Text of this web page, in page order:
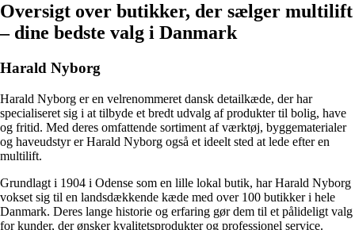
Oversigt over butikker, der sælger multilift
– dine bedste valg i Danmark
Harald Nyborg
Harald Nyborg er en velrenommeret dansk detailkæde, der har
specialiseret sig i at tilbyde et bredt udvalg af produkter til bolig, have
og fritid. Med deres omfattende sortiment af værktøj, byggematerialer
og haveudstyr er Harald Nyborg også et ideelt sted at lede efter en
multilift.
Grundlagt i 1904 i Odense som en lille lokal butik, har Harald Nyborg
vokset sig til en landsdækkende kæde med over 100 butikker i hele
Danmark. Deres lange historie og erfaring gør dem til et pålideligt valg
for kunder, der ønsker kvalitetsprodukter og professionel service.